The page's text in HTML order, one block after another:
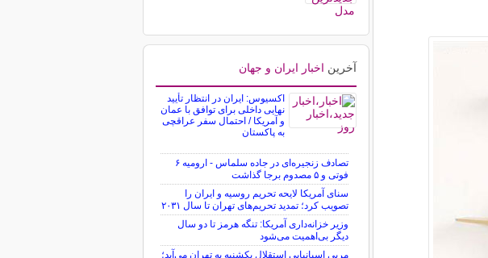
آخرین اخبار ایران و جهان
اکسیوس: ایران در انتظار تأیید
نهایی داخلی برای توافق با عمان
و آمریکا / احتمال سفر عراقچی
به پاکستان
تصادف زنجیره‌ای در جاده سلماس - ارومیه ۶
فوتی و ۵ مصدوم برجا گذاشت
سنای آمریکا لایحه تحریم روسیه و ایران را
تصویب کرد؛ تمدید تحریم‌های تهران تا سال ۲۰۳۱
وزیر خزانه‌داری آمریکا: تنگه هرمز تا دو سال
دیگر بی‌اهمیت می‌شود
مربی اسپانیایی استقلال یکشنبه به تهران می‌آید؛